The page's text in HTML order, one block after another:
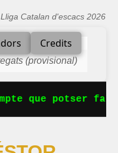
Catalan d'escacs 2026
Credits
(provisional)
que potser